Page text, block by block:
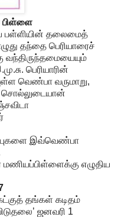
பிள்ளை
பள்ளியின் தலைமைத்
தந்தை பெரியாரைச்
வந்திருந்தமையையும்
பெரியாரின்
வெண்பா வருமாறு,
சொல்லுடையான்
இவ்வெண்பா
மணியப்பிள்ளைக்கு எழுதிய
தங்கள் கடிதம்
ஜனவரி 1